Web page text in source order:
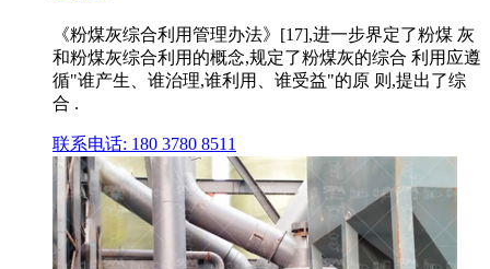
《粉煤灰综合利用管理办法》[17],进一步界定了粉煤 灰
和粉煤灰综合利用的概念,规定了粉煤灰的综合 利用应遵
循"谁产生、谁治理,谁利用、谁受益"的原 则,提出了综
合 .
联系电话: 180 3780 8511